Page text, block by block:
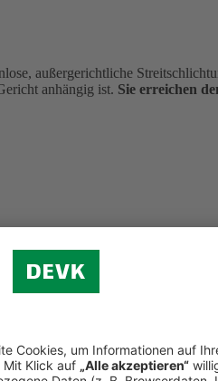
außergerichtliche
anhängig ist. Sie erreichen
V. Dieser hat eine
u. a. voraus, dass die
Telefonnetz)